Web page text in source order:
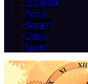
Profil
Ragam
Opini
Sport